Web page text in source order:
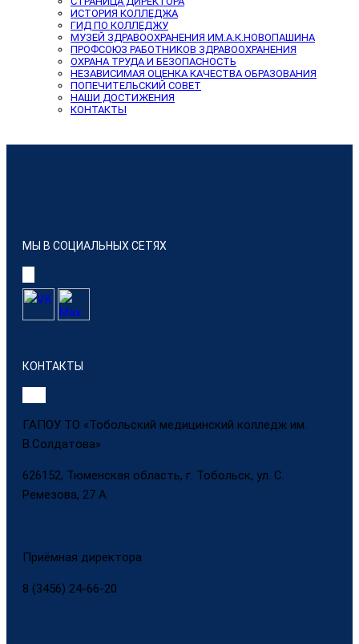
ИСТОРИЯ КОЛЛЕДЖА
ГИД ПО КОЛЛЕДЖУ
МУЗЕЙ ЗДРАВООХРАНЕНИЯ ИМ.А.К.НОВОПАШИНА
ПРОФСОЮЗ РАБОТНИКОВ ЗДРАВООХРАНЕНИЯ
ОХРАНА ТРУДА И БЕЗОПАСНОСТЬ
НЕЗАВИСИМАЯ ОЦЕНКА КАЧЕСТВА ОБРАЗОВАНИЯ
ПОПЕЧИТЕЛЬСКИЙ СОВЕТ
НАШИ ДОСТИЖЕНИЯ
КОНТАКТЫ
МЫ В СОЦИАЛЬНЫХ СЕТЯХ
КОНТАКТЫ
ГАПОУ ТО «Тобольский медицинский колледж им.
В.Солдатова»
626152, Тюменская область, г. Тобольск, ул. С.
Ремезова, 27 А
Приёмная директора
8 (3456) 24-66-20